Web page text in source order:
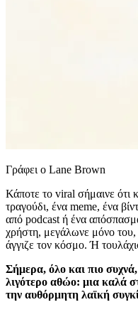
Γράφει ο Lane Brown
Κάποτε το viral σήμαινε ότι
τραγούδι, ένα meme, ένα
από podcast ή ένα
χρήστη, μεγάλωνε μόνο του,
άγγιζε τον κόσμο. Ή
Σήμερα, όλο και πιο
λιγότερο αθώο: μια καλά
την αυθόρμητη λαϊκή